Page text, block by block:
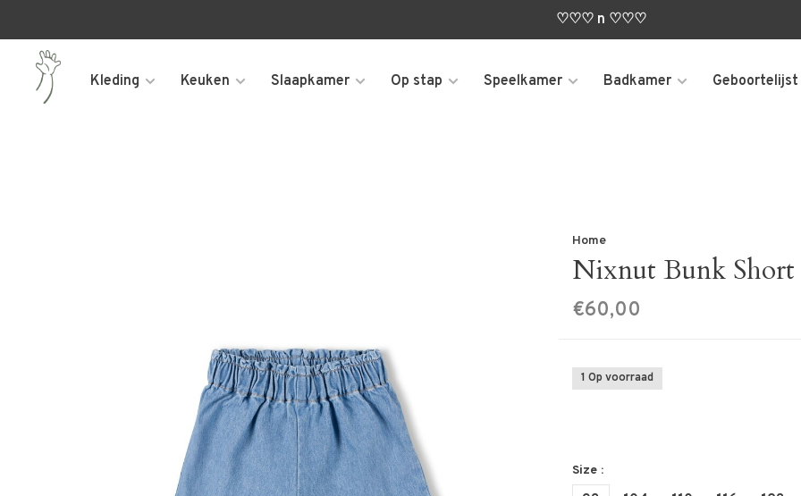
♡♡♡ n ♡♡♡
Kleding Keuken Slaapkamer Op stap Speelkamer Badkamer Geboortelijst
Home
Nixnut Bunk Short
€60,00
1 Op voorraad
Size :